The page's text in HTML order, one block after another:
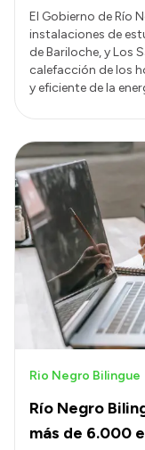
El Gobierno de Río
instalaciones de
de Bariloche, y Los
calefacción de los
y eficiente de la
Río Negro
más de 6.000
Rio Negro Bilingue